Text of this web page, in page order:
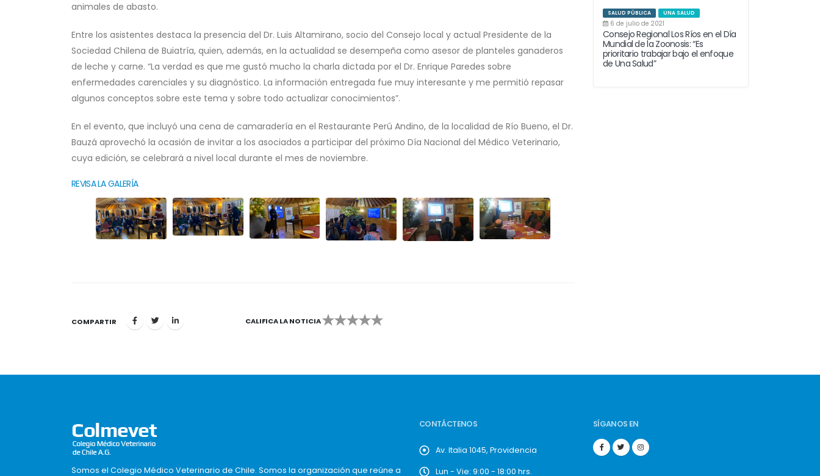
SALUD PÚBLICA UNA SALUD
6 de julio de 2021
Consejo Regional Los Ríos en el Día
Mundial de la Zoonosis: “Es
prioritario trabajar bajo el enfoque
de Una Salud”
animales de abasto.
Entre los asistentes destaca la presencia del Dr. Luis Altamirano, socio del Consejo local y actual Presidente de la
Sociedad Chilena de Buiatría, quien, además, en la actualidad se desempeña como asesor de planteles ganaderos
de leche y carne. “La verdad es que me gustó mucho la charla dictada por el Dr. Enrique Paredes sobre
enfermedades carenciales y su diagnóstico. La información entregada fue muy interesante y me permitió repasar
algunos conceptos sobre este tema y sobre todo actualizar conocimientos”.
En el evento, que incluyó una cena de camaradería en el Restaurante Perú Andino, de la localidad de Río Bueno, el Dr.
Bauzá aprovechó la ocasión de invitar a los asociados a participar del próximo Día Nacional del Médico Veterinario,
cuya edición, se celebrará a nivel local durante el mes de noviembre.
REVISA LA GALERÍA
COMPARTIR CALIFICA LA NOTICIA
1 2 3 4 5
Somos el Colegio Médico Veterinario de Chile. Somos la organización que reúne a
CONTÁCTENOS
Av. Italia 1045, Providencia
Lun - Vie: 9:00 - 18:00 hrs.
SÍGANOS EN